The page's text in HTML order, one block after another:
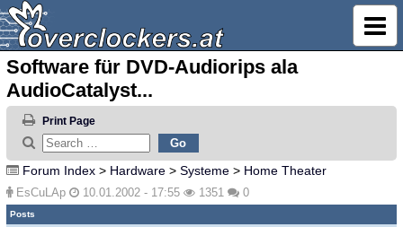
Software für DVD-Audiorips ala
AudioCatalyst...
Print Page
Forum Index > Hardware > Systeme > Home Theater
EsCuLAp 10.01.2002 - 17:55 1351 0
Posts